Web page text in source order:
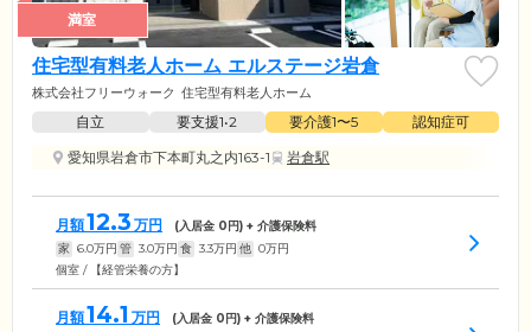
満室
住宅型有料老人ホーム エルステージ岩倉
株式会社フリーウォーク 住宅型有料老人ホーム
自立 要支援1•2 要介護1〜5
認知症可
愛知県岩倉市下本町丸之内163-1
岩倉駅
月額12.3 万円 (入居金 0円) + 介護保険料
家 6.0万円 管 3.0万円 食 3.3万円 他 0万円
個室 / 【経管栄養の方】
月額14.1 万円 (入居金 0円) + 介護保険料